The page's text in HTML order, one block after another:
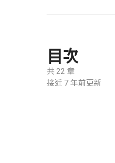
目次
共 22 章
接近 7 年前更新